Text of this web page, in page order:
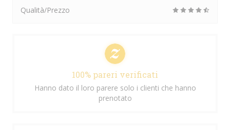
Qualità/Prezzo
100% pareri verificati
Hanno dato il loro parere solo i clienti che hanno
prenotato